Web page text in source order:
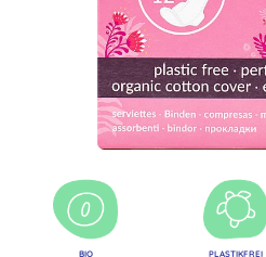
BIO PLASTIKFREI